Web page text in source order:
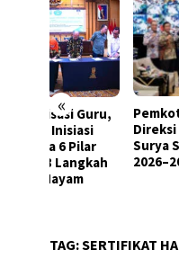
«
Pemkot Surabaya
Direksi Perumda Air
Surya Sembada
2026–2029
TAG:SERTIFIKAT